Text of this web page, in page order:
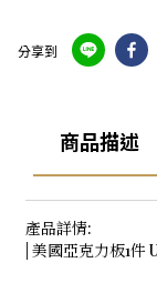
分享到
商品描述
產品詳情:
| 美國亞克力板1件